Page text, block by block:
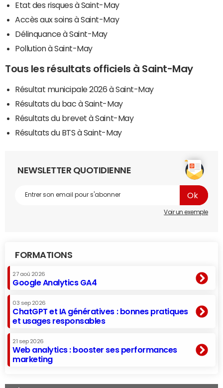
Etat des risques à Saint-May
Accès aux soins à Saint-May
Délinquance à Saint-May
Pollution à Saint-May
Tous les résultats officiels à Saint-May
Résultat municipale 2026 à Saint-May
Résultats du bac à Saint-May
Résultats du brevet à Saint-May
Résultats du BTS à Saint-May
NEWSLETTER QUOTIDIENNE
Voir un exemple
FORMATIONS
27 aoû 2026
Google Analytics GA4
03 sep 2026
ChatGPT et IA génératives : bonnes pratiques
et usages responsables
21 sep 2026
Web analytics : booster ses performances
marketing